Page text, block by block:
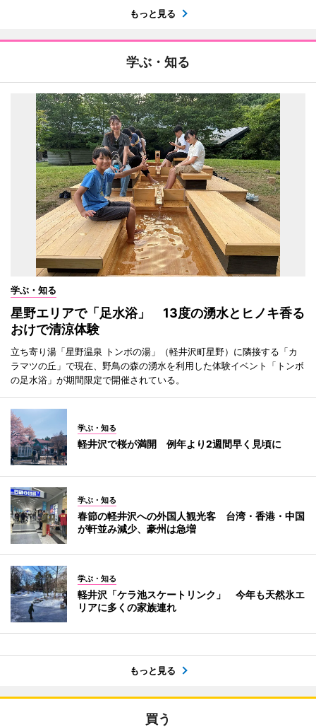
もっと見る
学ぶ・知る
学ぶ・知る
星野エリアで「足水浴」 13度の湧水とヒノキ香る
おけで清涼体験
立ち寄り湯「星野温泉 トンボの湯」（軽井沢町星野）に隣接する「カ
ラマツの丘」で現在、野鳥の森の湧水を利用した体験イベント「トンボ
の足水浴」が期間限定で開催されている。
学ぶ・知る
軽井沢で桜が満開 例年より2週間早く見頃に
学ぶ・知る
春節の軽井沢への外国人観光客 台湾・香港・中国
が軒並み減少、豪州は急増
学ぶ・知る
軽井沢「ケラ池スケートリンク」 今年も天然氷エ
リアに多くの家族連れ
もっと見る
買う